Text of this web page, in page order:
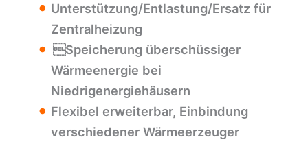
Unterstützung/Entlastung/Ersatz für
Zentralheizung
Speicherung überschüssiger
Wärmeenergie bei
Niedrigenergiehäusern
Flexibel erweiterbar, Einbindung
verschiedener Wärmeerzeuger